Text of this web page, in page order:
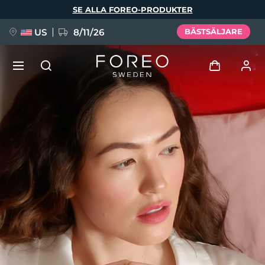
SE ALLA FOREO-PRODUKTER
US 8/11/26 BÄSTSÄLJARE
Logga in
Användarprofil
Mina enheter
Mina beställningar
Mina adresser
Mina prenumerationer
FAQ™ Pure Beauty-Tech Elixir
BREAKING NEWS
issa™ Teeth Whitening Set
Språk
English Deutsch
Español
Français
Português
Polski
Svenska
Русский
Türkçe
简体中文 繁體中文